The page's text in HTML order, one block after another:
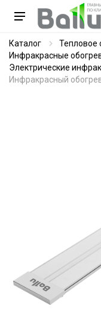
Каталог
Тепловое
Инфракрасные
Электрические
Инфракрасный